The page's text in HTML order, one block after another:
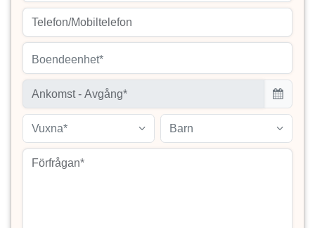
Boendeenhet*
Vuxna* Barn